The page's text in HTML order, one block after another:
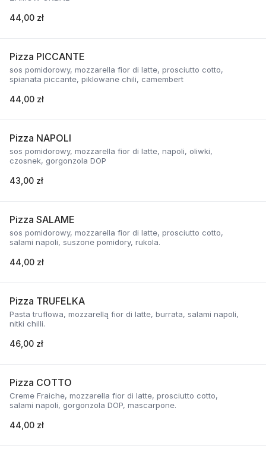
44,00 zł
Pizza PICCANTE
sos pomidorowy, mozzarella fior di latte, prosciutto cotto,
spianata piccante, piklowane chili, camembert
44,00 zł
Pizza NAPOLI
sos pomidorowy, mozzarella fior di latte, napoli, oliwki,
czosnek, gorgonzola DOP
43,00 zł
Pizza SALAME
sos pomidorowy, mozzarella fior di latte, prosciutto cotto,
salami napoli, suszone pomidory, rukola.
44,00 zł
Pizza TRUFELKA
Pasta truflowa, mozzarellą fior di latte, burrata, salami napoli,
nitki chilli.
46,00 zł
Pizza COTTO
Creme Fraiche, mozzarella fior di latte, prosciutto cotto,
salami napoli, gorgonzola DOP, mascarpone.
44,00 zł